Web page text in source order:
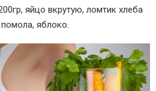
яйцо вкрутую, ломтик хлеба
яблоко.